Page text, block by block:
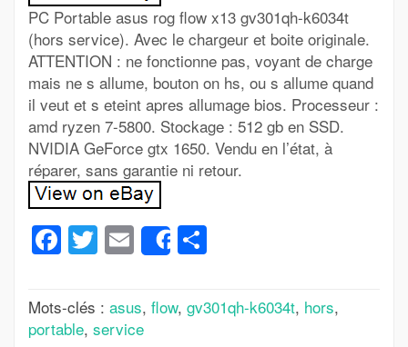
PC Portable asus rog flow x13 gv301qh-k6034t
(hors service). Avec le chargeur et boite originale.
ATTENTION : ne fonctionne pas, voyant de charge
mais ne s allume, bouton on hs, ou s allume quand
il veut et s eteint apres allumage bios. Processeur :
amd ryzen 7-5800. Stockage : 512 gb en SSD.
NVIDIA GeForce gtx 1650. Vendu en l’état, à
réparer, sans garantie ni retour.
Facebook
Twitter
Email
Share
Mots-clés : asus, flow, gv301qh-k6034t, hors,
portable, service